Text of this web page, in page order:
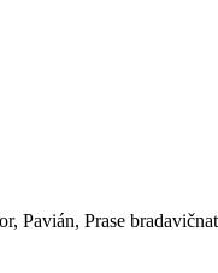
Prase